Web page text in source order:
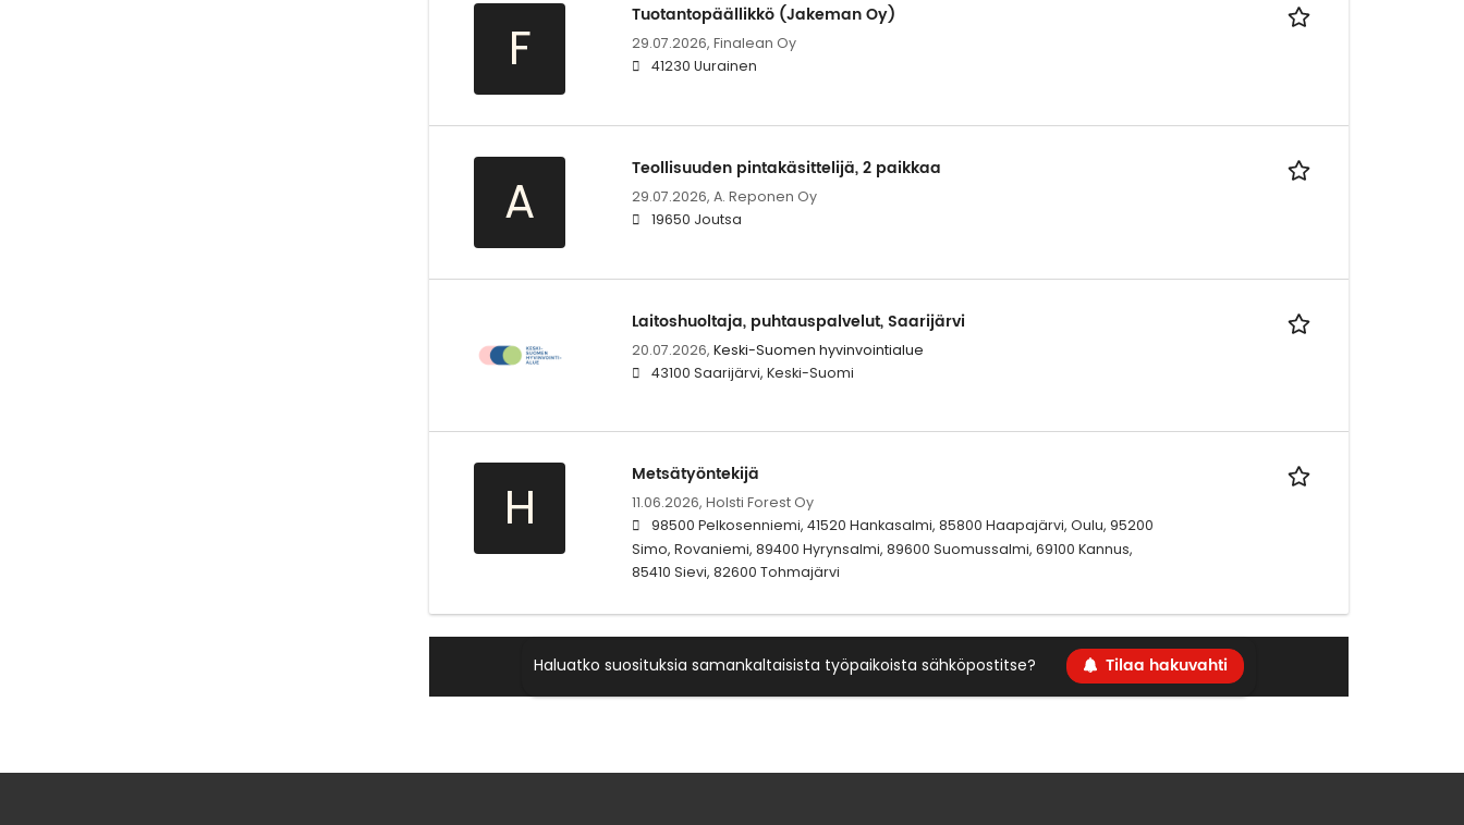
F
Tuotantopäällikkö (Jakeman Oy)
29.07.2026, Finalean Oy
41230 Uurainen
A
Teollisuuden pintakäsittelijä, 2 paikkaa
29.07.2026, A. Reponen Oy
19650 Joutsa
Laitoshuoltaja, puhtauspalvelut, Saarijärvi
20.07.2026, Keski-Suomen hyvinvointialue
43100 Saarijärvi, Keski-Suomi
H
Metsätyöntekijä
11.06.2026, Holsti Forest Oy
98500 Pelkosenniemi, 41520 Hankasalmi, 85800 Haapajärvi, Oulu, 95200
Simo, Rovaniemi, 89400 Hyrynsalmi, 89600 Suomussalmi, 69100 Kannus,
85410 Sievi, 82600 Tohmajärvi
Haluatko suosituksia samankaltaisista työpaikoista sähköpostitse? Tilaa hakuvahti